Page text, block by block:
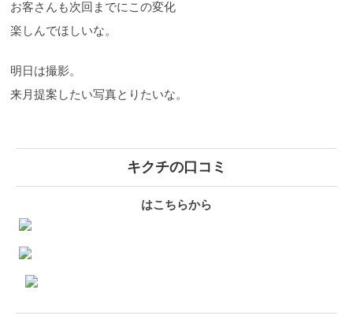
お客さんも次回までにこの変化
楽しんでほしいな。
明日は撮影。
来月提案したい写真とりたいな。
キクチの口コミ
はこちらから